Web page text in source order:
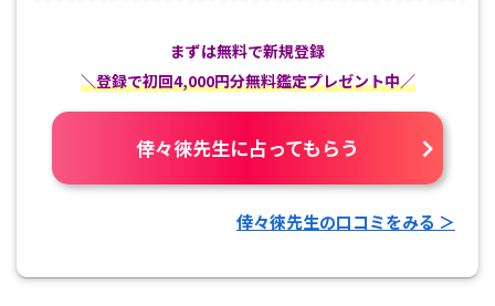
まずは無料で新規登録
＼登録で初回4,000円分無料鑑定プレゼント中／
倖々徠先生に占ってもらう
倖々徠先生の口コミをみる ＞